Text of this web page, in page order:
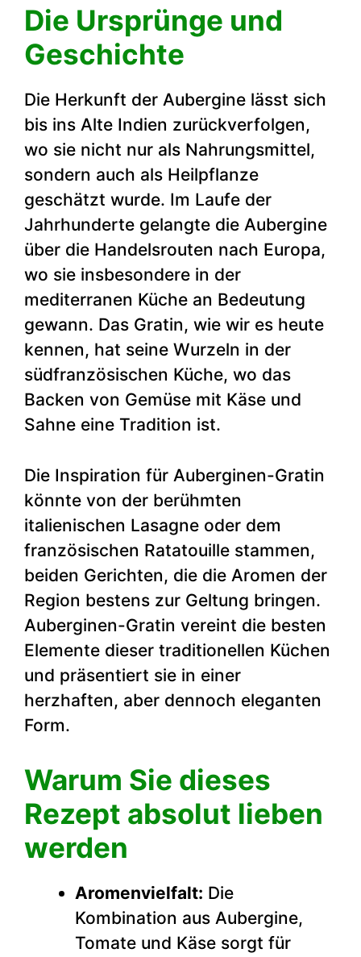
Die Ursprünge und
Geschichte
Die Herkunft der Aubergine lässt sich
bis ins Alte Indien zurückverfolgen,
wo sie nicht nur als Nahrungsmittel,
sondern auch als Heilpflanze
geschätzt wurde. Im Laufe der
Jahrhunderte gelangte die Aubergine
über die Handelsrouten nach Europa,
wo sie insbesondere in der
mediterranen Küche an Bedeutung
gewann. Das Gratin, wie wir es heute
kennen, hat seine Wurzeln in der
südfranzösischen Küche, wo das
Backen von Gemüse mit Käse und
Sahne eine Tradition ist.
Die Inspiration für Auberginen-Gratin
könnte von der berühmten
italienischen Lasagne oder dem
französischen Ratatouille stammen,
beiden Gerichten, die die Aromen der
Region bestens zur Geltung bringen.
Auberginen-Gratin vereint die besten
Elemente dieser traditionellen Küchen
und präsentiert sie in einer
herzhaften, aber dennoch eleganten
Form.
Warum Sie dieses
Rezept absolut lieben
werden
Aromenvielfalt: Die
Kombination aus Aubergine,
Tomate und Käse sorgt für